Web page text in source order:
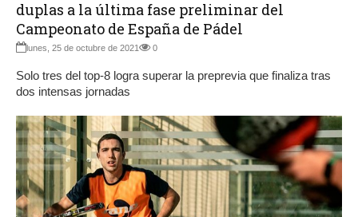
duplas a la última fase preliminar del
Campeonato de España de Pádel
lunes, 25 de octubre de 2021 0
Solo tres del top-8 logra superar la preprevia que finaliza tras
dos intensas jornadas